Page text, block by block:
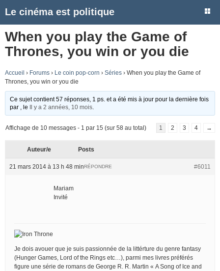
Le cinéma est politique
When you play the Game of
Thrones, you win or you die
Accueil › Forums › Le coin pop-corn › Séries › When you play the Game of
Thrones, you win or you die
Ce sujet contient 57 réponses, 1 ps. et a été mis à jour pour la dernière fois
par
, le Il y a 2 années, 10 mois
Affichage de 10 messages - 1 par 15 (sur 58 au total) 1 2 3 4 →
Auteur/e Posts
21 mars 2014 à 13 h 48 min #6011
RÉPONDRE
Mariam
Invité
Je dois avouer que je suis passionnée de la littérture du genre fantasy
(Hunger Games, Lord of the Rings etc…), parmi mes livres préférés
figure une série de romans de George R. R. Martin « A Song of Ice and